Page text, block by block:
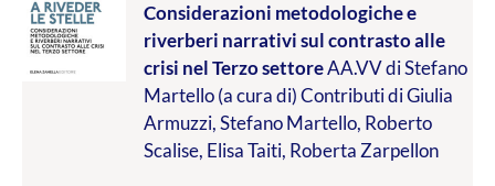
prezzo:
da
€9.99
a
€19.00
Considerazioni metodologiche e
riverberi narrativi sul contrasto alle
crisi nel Terzo settoreAA.VV di Stefano
Martello (a cura di) Contributi di Giulia
Armuzzi, Stefano Martello, Roberto
Scalise, Elisa Taiti, Roberta Zarpellon